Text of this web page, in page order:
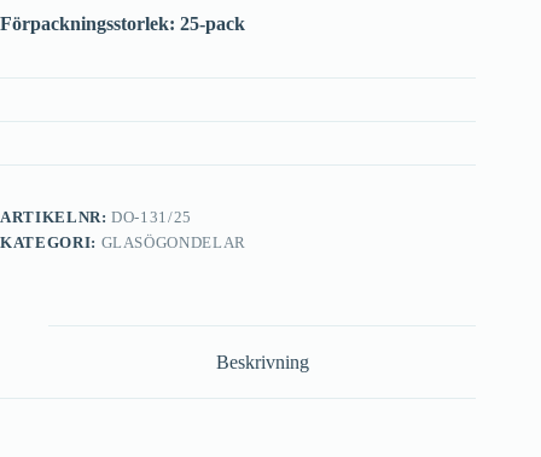
Förpackningsstorlek: 25-pack
ARTIKELNR:DO-131/25
KATEGORI: GLASÖGONDELAR
Beskrivning